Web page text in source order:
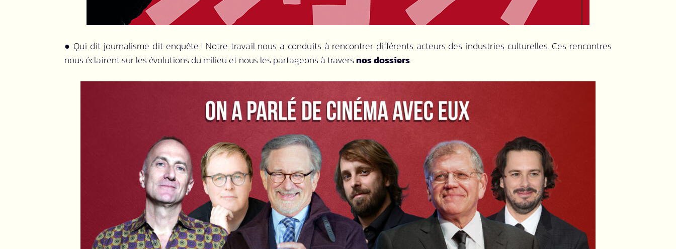
● Qui dit journalisme dit enquête ! Notre travail nous a conduits à rencontrer différents acteurs des industries culturelles. Ces rencontres
nous éclairent sur les évolutions du milieu et nous les partageons à traversnos dossiers.